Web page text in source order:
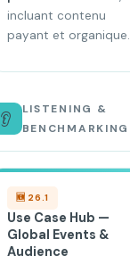
incluant contenu
payant et organique.
👂
LISTENING &
BENCHMARKING
🆕 26.1
Use Case Hub —
Global Events &
Audience